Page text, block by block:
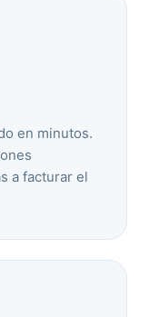
en minutos.
a facturar el